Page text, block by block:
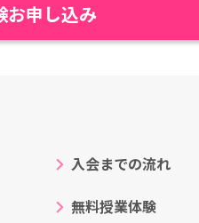
お申し込み
入会までの流れ
無料授業体験